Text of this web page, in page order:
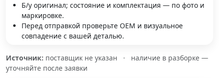
Б/у оригинал; состояние и комплектация — по фото и
маркировке.
Перед отправкой проверьте OEM и визуальное
совпадение с вашей деталью.
Источник: поставщик не указан ·
наличие в разборке —
уточняйте после заявки